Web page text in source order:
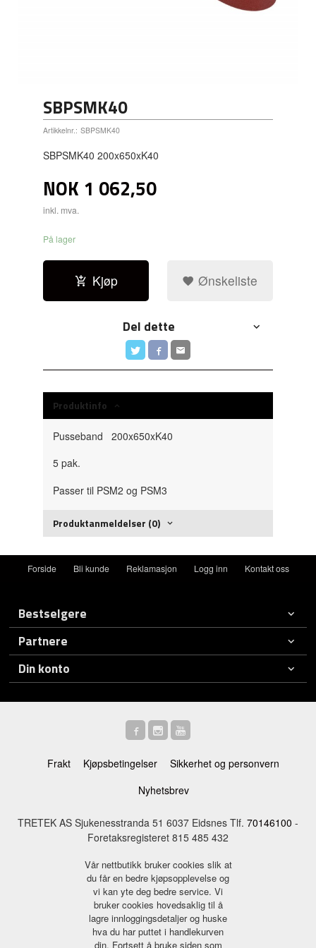
SBPSMK40
Artikkelnr.: SBPSMK40
SBPSMK40 200x650xK40
NOK 1 062,50
inkl. mva.
På lager
Kjøp Ønskeliste
Del dette
Produktinfo
Pusseband 200x650xK40
5 pak.
Passer til PSM2 og PSM3
Produktanmeldelser (0)
Forside Bli kunde Reklamasjon Logg inn Kontakt oss
Bestselgere
Partnere
Din konto
Frakt Kjøpsbetingelser
Sikkerhet og personvern
Nyhetsbrev
TRETEK AS Sjukenesstranda 51 6037 Eidsnes Tlf. 70146100 -
Foretaksregisteret 815 485 432
Vår nettbutikk bruker cookies slik at
du får en bedre kjøpsopplevelse og
vi kan yte deg bedre service. Vi
bruker cookies hovedsaklig til å
lagre innloggingsdetaljer og huske
hva du har puttet i handlekurven
din. Fortsett å bruke siden som